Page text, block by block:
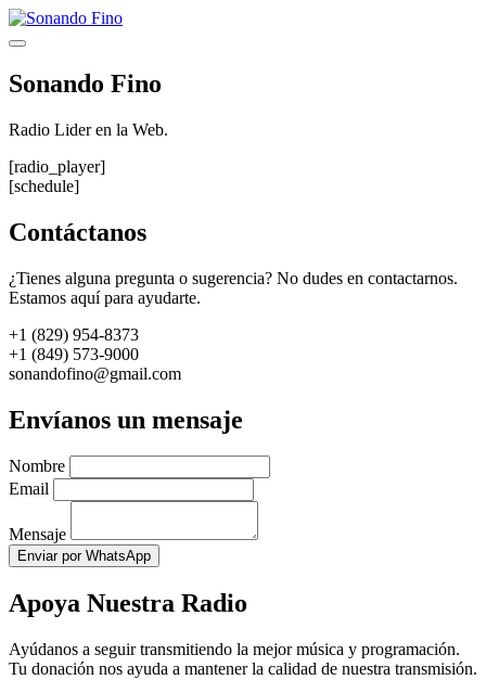
Saltar
al
Menú
Sonando Fino
Radio Lider en la Web.
[radio_player]
[schedule]
Contáctanos
¿Tienes alguna pregunta o sugerencia? No dudes en contactarnos.
Estamos aquí para ayudarte.
+1 (829) 954-8373
+1 (849) 573-9000
sonandofino@gmail.com
Envíanos un mensaje
Nombre
Email
Mensaje
Enviar por WhatsApp
Apoya Nuestra Radio
Ayúdanos a seguir transmitiendo la mejor música y programación.
Tu donación nos ayuda a mantener la calidad de nuestra transmisión.